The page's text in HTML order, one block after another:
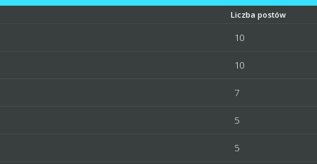
Liczba postów
10
10
7
5
5